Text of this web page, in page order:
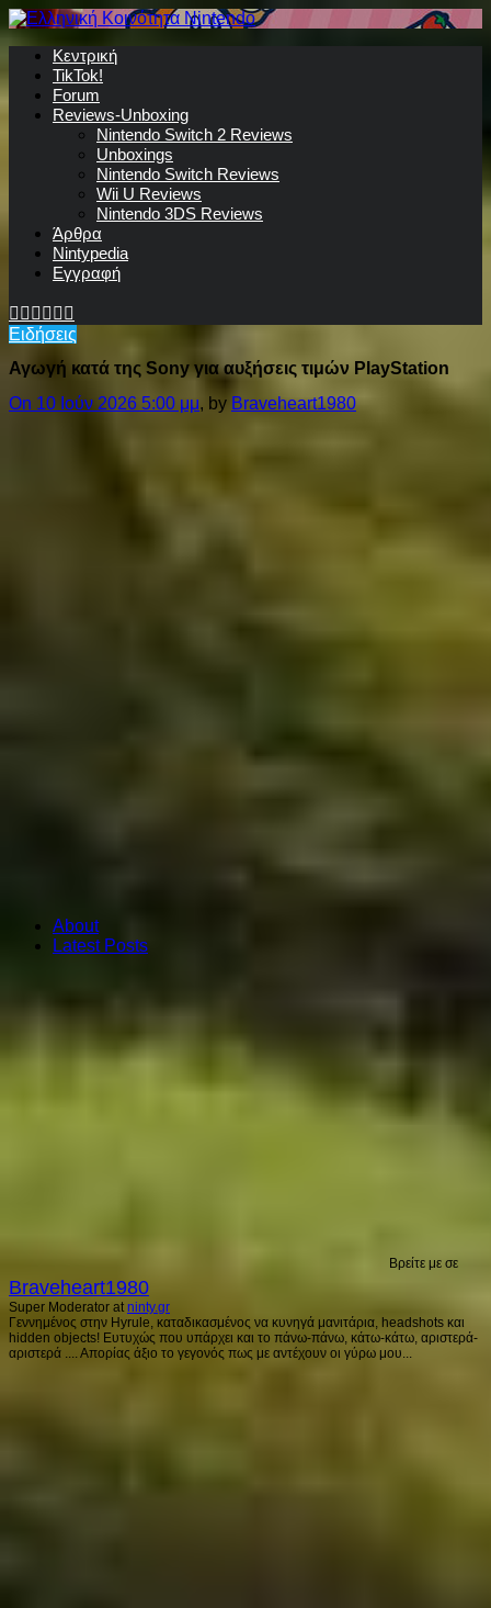
Κεντρική
TikTok!
Forum
Reviews-Unboxing
Nintendo Switch 2 Reviews
Unboxings
Nintendo Switch Reviews
Wii U Reviews
Nintendo 3DS Reviews
Άρθρα
Nintypedia
Εγγραφή
Ειδήσεις
Αγωγή κατά της Sony για αυξήσεις τιμών PlayStation
On 10 Ιούν 2026 5:00 μμ, by Braveheart1980
About
Latest Posts
Βρείτε με σε
Braveheart1980
Super Moderator at ninty.gr
Γεννημένος στην Hyrule, καταδικασμένος να κυνηγά μανιτάρια, headshots και
hidden objects! Ευτυχώς που υπάρχει και το πάνω-πάνω, κάτω-κάτω, αριστερά-
αριστερά .... Απορίας άξιο το γεγονός πως με αντέχουν οι γύρω μου...